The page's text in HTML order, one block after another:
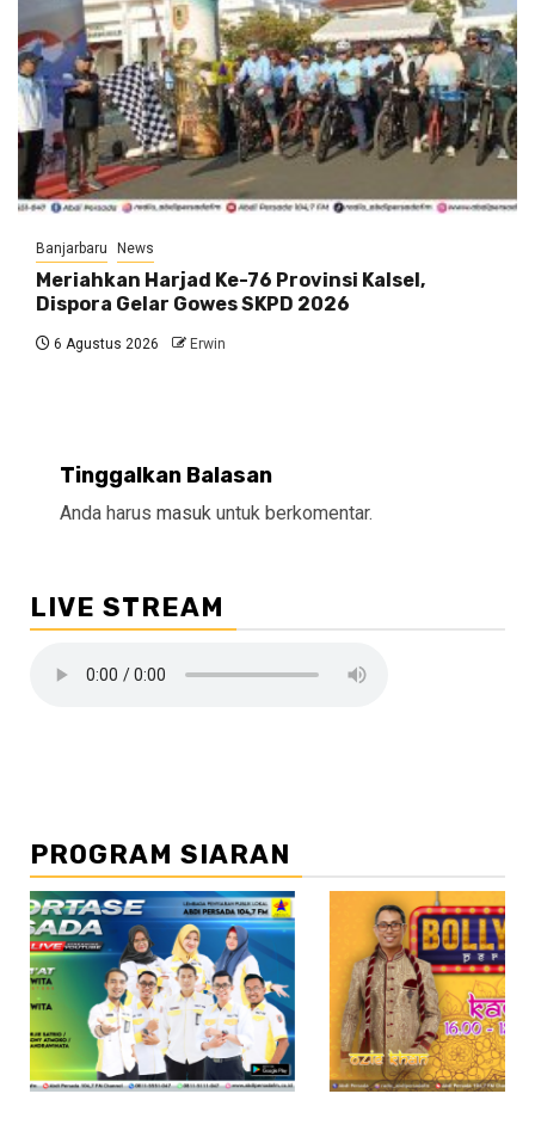
Banjarbaru News
Meriahkan Harjad Ke-76 Provinsi Kalsel,
Dispora Gelar Gowes SKPD 2026
6 Agustus 2026 Erwin
Tinggalkan Balasan
Anda harus masuk untuk berkomentar.
LIVE STREAM
PROGRAM SIARAN
//2